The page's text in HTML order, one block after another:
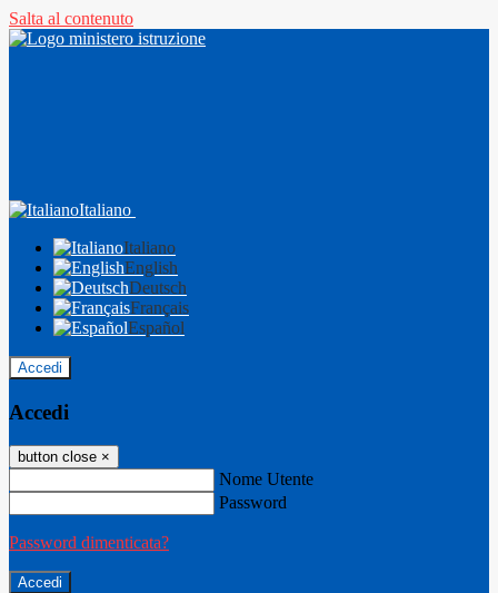
Salta al contenuto
Italiano
Italiano
English
Deutsch
Français
Español
Accedi
Accedi
button close ×
Nome Utente
Password
Password dimenticata?